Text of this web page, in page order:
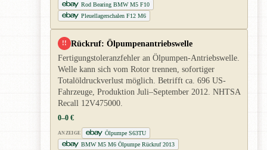
Rod Bearing BMW M5 F10
Pleuellagerschalen F12 M6
!! Rückruf: Ölpumpenantriebswelle
Fertigungstoleranzfehler an Ölpumpen-Antriebswelle.
Welle kann sich vom Rotor trennen, sofortiger
Totalöldruckverlust möglich. Betrifft ca. 696 US-
Fahrzeuge, Produktion Juli–September 2012. NHTSA
Recall 12V475000.
0–0 €
ANZEIGE
Ölpumpe S63TU
BMW M5 M6 Ölpumpe Rückruf 2013